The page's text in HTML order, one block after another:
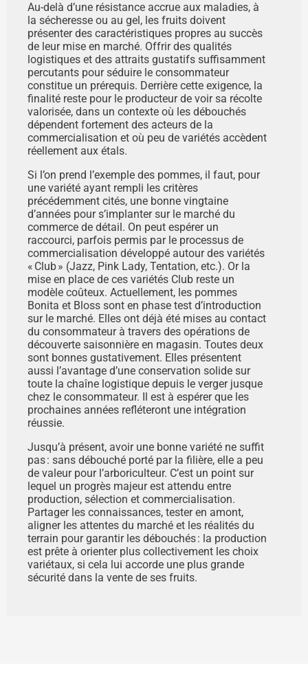
Au-delà d’une résistance accrue aux maladies, à
la sécheresse ou au gel, les fruits doivent
présenter des caractéristiques propres au succès
de leur mise en marché. Offrir des qualités
logistiques et des attraits gustatifs suffisamment
percutants pour séduire le consommateur
constitue un prérequis. Derrière cette exigence, la
finalité reste pour le producteur de voir sa récolte
valorisée, dans un contexte où les débouchés
dépendent fortement des acteurs de la
commercialisation et où peu de variétés accèdent
réellement aux étals.
Si l’on prend l’exemple des pommes, il faut, pour
une variété ayant rempli les critères
précédemment cités, une bonne vingtaine
d’années pour s’implanter sur le marché du
commerce de détail. On peut espérer un
raccourci, parfois permis par le processus de
commercialisation développé autour des variétés
« Club » (Jazz, Pink Lady, Tentation, etc.). Or la
mise en place de ces variétés Club reste un
modèle coûteux. Actuellement, les pommes
Bonita et Bloss sont en phase test d’introduction
sur le marché. Elles ont déjà été mises au contact
du consommateur à travers des opérations de
découverte saisonnière en magasin. Toutes deux
sont bonnes gustativement. Elles présentent
aussi l’avantage d’une conservation solide sur
toute la chaîne logistique depuis le verger jusque
chez le consommateur. Il est à espérer que les
prochaines années refléteront une intégration
réussie.
Jusqu’à présent, avoir une bonne variété ne suffit
pas : sans débouché porté par la filière, elle a peu
de valeur pour l’arboriculteur. C’est un point sur
lequel un progrès majeur est attendu entre
production, sélection et commercialisation.
Partager les connaissances, tester en amont,
aligner les attentes du marché et les réalités du
terrain pour garantir les débouchés : la production
est prête à orienter plus collectivement les choix
variétaux, si cela lui accorde une plus grande
sécurité dans la vente de ses fruits.